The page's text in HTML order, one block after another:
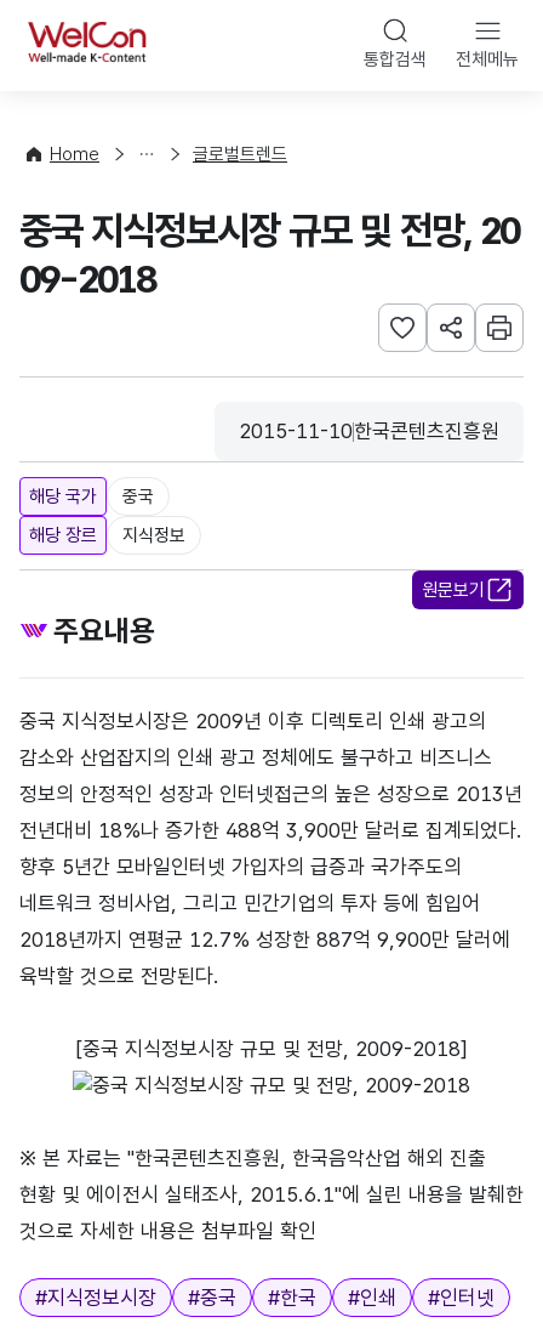
WelCon 통합검색 전체메뉴
Home
향
계
글로벌트렌드
중국 지식정보시장 규모 및 전망, 20
09-2018
관심사 등록하기
URL 공유하
인쇄
등록일
2015-11-10
수집기관
한국콘텐츠진흥원
해당 국가
중국
해당 장르
지식정보
원문보기
주요내용
중국 지식정보시장은 2009년 이후 디렉토리 인쇄 광고의
감소와 산업잡지의 인쇄 광고 정체에도 불구하고 비즈니스
정보의 안정적인 성장과 인터넷접근의 높은 성장으로 2013년
전년대비 18%나 증가한 488억 3,900만 달러로 집계되었다.
향후 5년간 모바일인터넷 가입자의 급증과 국가주도의
네트워크 정비사업, 그리고 민간기업의 투자 등에 힘입어
2018년까지 연평균 12.7% 성장한 887억 9,900만 달러에
육박할 것으로 전망된다.
[중국 지식정보시장 규모 및 전망, 2009-2018]
※ 본 자료는 "한국콘텐츠진흥원, 한국음악산업 해외 진출
현황 및 에이전시 실태조사, 2015.6.1"에 실린 내용을 발췌한
것으로 자세한 내용은 첨부파일 확인
태그
#지식정보시장 #중국 #한국 #인쇄 #인터넷